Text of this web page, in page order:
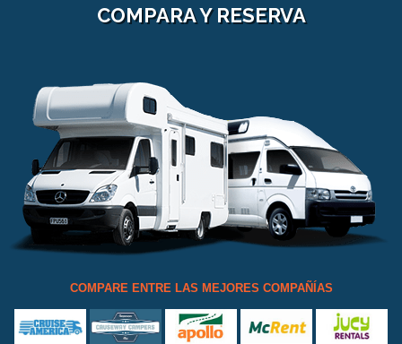
COMPARA Y RESERVA
COMPARE ENTRE LAS MEJORES COMPAÑÍAS